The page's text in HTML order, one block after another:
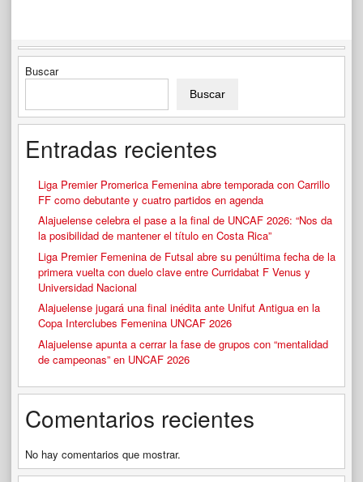
Buscar
Buscar
Entradas recientes
Liga Premier Promerica Femenina abre temporada con Carrillo
FF como debutante y cuatro partidos en agenda
Alajuelense celebra el pase a la final de UNCAF 2026: “Nos da
la posibilidad de mantener el título en Costa Rica”
Liga Premier Femenina de Futsal abre su penúltima fecha de la
primera vuelta con duelo clave entre Curridabat F Venus y
Universidad Nacional
Alajuelense jugará una final inédita ante Unifut Antigua en la
Copa Interclubes Femenina UNCAF 2026
Alajuelense apunta a cerrar la fase de grupos con “mentalidad
de campeonas” en UNCAF 2026
Comentarios recientes
No hay comentarios que mostrar.